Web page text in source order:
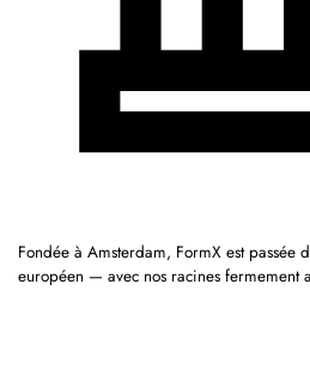
Fondée à Amsterdam, FormX est
européen — avec nos racines fermement